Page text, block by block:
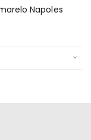
Napoles